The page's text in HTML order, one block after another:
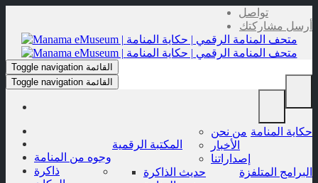
content
تواصل
أرسل مشاركتك
Toggle navigation القائمة
Toggle navigation القائمة
حكاية المنامة من نحن
الأخبار
إصداراتنا
المكتبة الرقمية
البرامج المتلفزة
حديث الذاكرة
وجوه من المنامة
ذاكرة